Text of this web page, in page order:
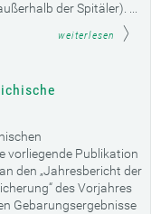
der Spitäler). ...
weiterlesen
vorliegende Publikation
den „Jahresbericht der
des Vorjahres
Gebarungsergebnisse